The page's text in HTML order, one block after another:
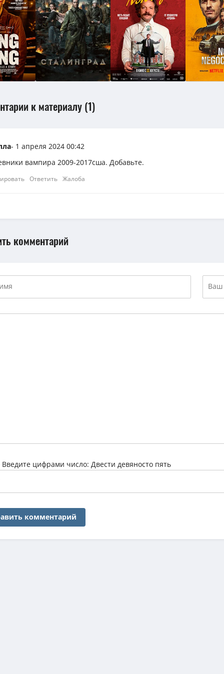
к материалу (1)
- 1 апреля 2024 00:42
вампира 2009-2017сша. Добавьте.
Ответить Жалоба
комментарий
Введите цифрами число: Двести девяносто пять
комментарий